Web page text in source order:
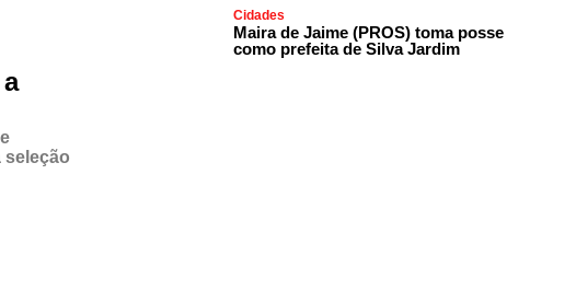
seleção
Cidades
Maira de Jaime (PROS) toma posse
como prefeita de Silva Jardim